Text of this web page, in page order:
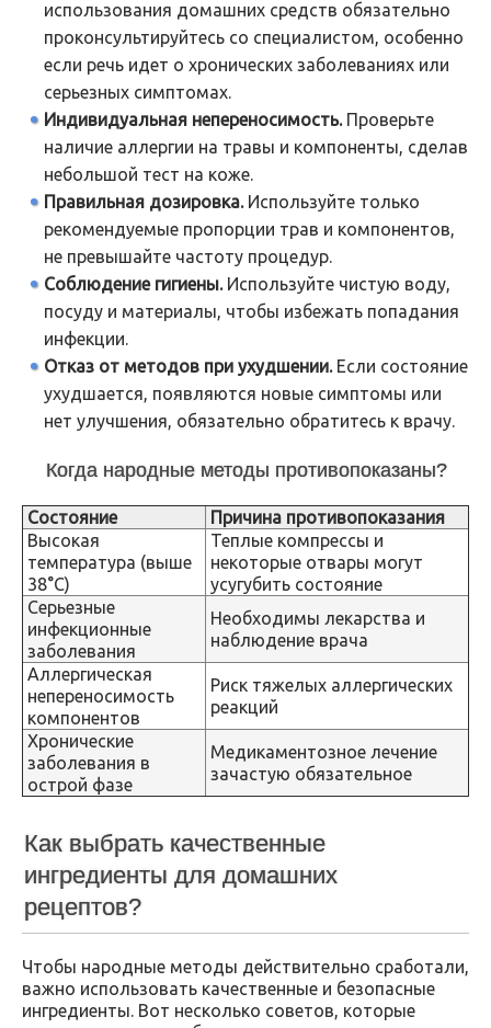
использования домашних средств обязательно
проконсультируйтесь со специалистом, особенно
если речь идет о хронических заболеваниях или
серьезных симптомах.
Индивидуальная непереносимость.Проверьте
наличие аллергии на травы и компоненты, сделав
небольшой тест на коже.
Правильная дозировка.Используйте только
рекомендуемые пропорции трав и компонентов,
не превышайте частоту процедур.
Соблюдение гигиены.Используйте чистую воду,
посуду и материалы, чтобы избежать попадания
инфекции.
Отказ от методов при ухудшении.Если состояние
ухудшается, появляются новые симптомы или
нет улучшения, обязательно обратитесь к врачу.
Когда народные методы противопоказаны?
Состояние
Причина противопоказания
Высокая
температура (выше
38°C)
Теплые компрессы и
некоторые отвары могут
усугубить состояние
Серьезные
инфекционные
заболевания
Необходимы лекарства и
наблюдение врача
Аллергическая
непереносимость
компонентов
Риск тяжелых аллергических
реакций
Хронические
заболевания в
острой фазе
Медикаментозное лечение
зачастую обязательное
Как выбрать качественные
ингредиенты для домашних
рецептов?
Чтобы народные методы действительно сработали,
важно использовать качественные и безопасные
ингредиенты. Вот несколько советов, которые